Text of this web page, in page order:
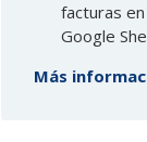
facturas
Google
Más